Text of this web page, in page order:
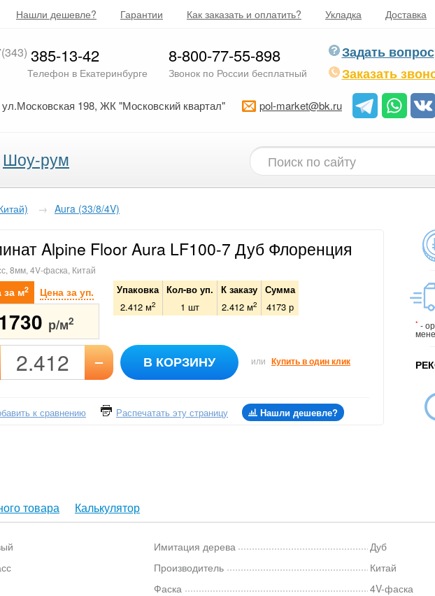
Нашли дешевле? Гарантии Как заказать и оплатить? Укладка Доставка
385-13-42
Телефон в Екатеринбурге
8-800-77-55-898
Звонок по России бесплатный
Задать вопрос
Заказать
ул.Московская 198, ЖК "Московский квартал" pol-market@bk.ru
Шоу-рум
→ Aura (33/8/4V)
Alpine Floor Aura LF100-7 Дуб Флоренция
8мм, 4V-фаска, Китай
за м2 Цена за уп.
р/м2
Упаковка Кол-во уп. К заказу Сумма
2.412 м2 1 шт 2.412 м2 4173 р
– В КОРЗИНУ или Купить в один клик
к сравнению Распечатать эту страницу Нашли дешевле?
* -
товара Калькулятор
Имитация дерева
Дуб
Производитель
Китай
Фаска
4V-фаска